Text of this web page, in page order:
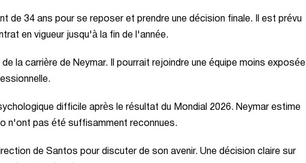
de 34 ans pour se reposer et prendre une décision finale. Il est prévu
en vigueur jusqu'à la fin de l'année.
la carrière de Neymar. Il pourrait rejoindre une équipe moins exposée
difficile après le résultat du Mondial 2026. Neymar estime
n'ont pas été suffisamment reconnues.
de Santos pour discuter de son avenir. Une décision claire sur